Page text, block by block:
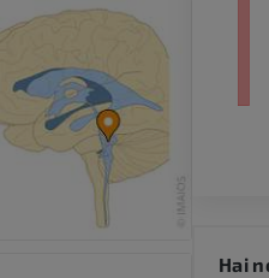
del ginocchio
TC del ginocchio
Hai